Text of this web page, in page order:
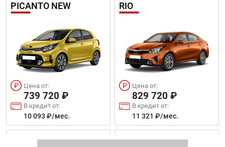
PICANTO NEW
Цена от:
739 720 ₽
В кредит от:
10 093 ₽/мес.
RIO
Цена от:
829 720 ₽
В кредит от:
11 321 ₽/мес.
SOUL NEW